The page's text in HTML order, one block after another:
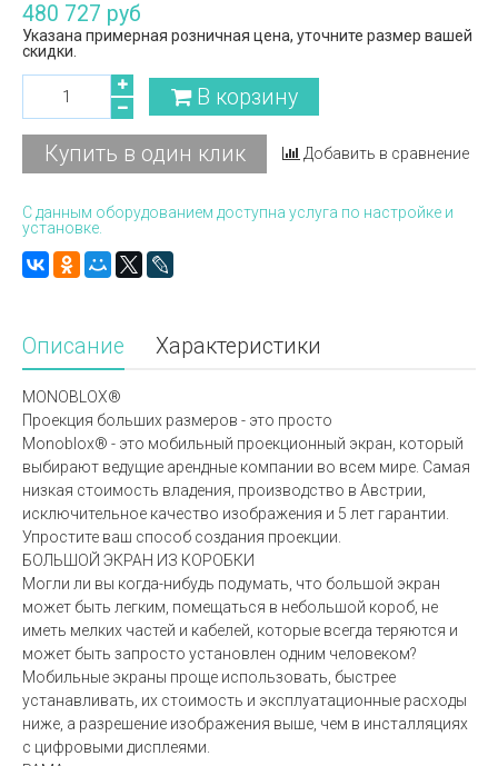
480 727 руб
Указана примерная розничная цена, уточните размер вашей
скидки.
В корзину
Купить в один клик Добавить в сравнение
С данным оборудованием доступна услуга по настройке и
установке.
Описание Характеристики
MONOBLOX®
Проекция больших размеров - это просто
Monoblox® - это мобильный проекционный экран, который
выбирают ведущие арендные компании во всем мире. Самая
низкая стоимость владения, производство в Австрии,
исключительное качество изображения и 5 лет гарантии.
Упростите ваш способ создания проекции.
БОЛЬШОЙ ЭКРАН ИЗ КОРОБКИ
Могли ли вы когда-нибудь подумать, что большой экран
может быть легким, помещаться в небольшой короб, не
иметь мелких частей и кабелей, которые всегда теряются и
может быть запросто установлен одним человеком?
Мобильные экраны проще использовать, быстрее
устанавливать, их стоимость и эксплуатационные расходы
ниже, а разрешение изображения выше, чем в инсталляциях
с цифровыми дисплеями.